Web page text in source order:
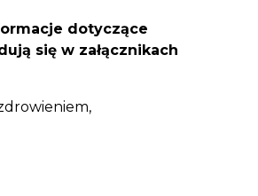
dotyczące
się w załącznikach